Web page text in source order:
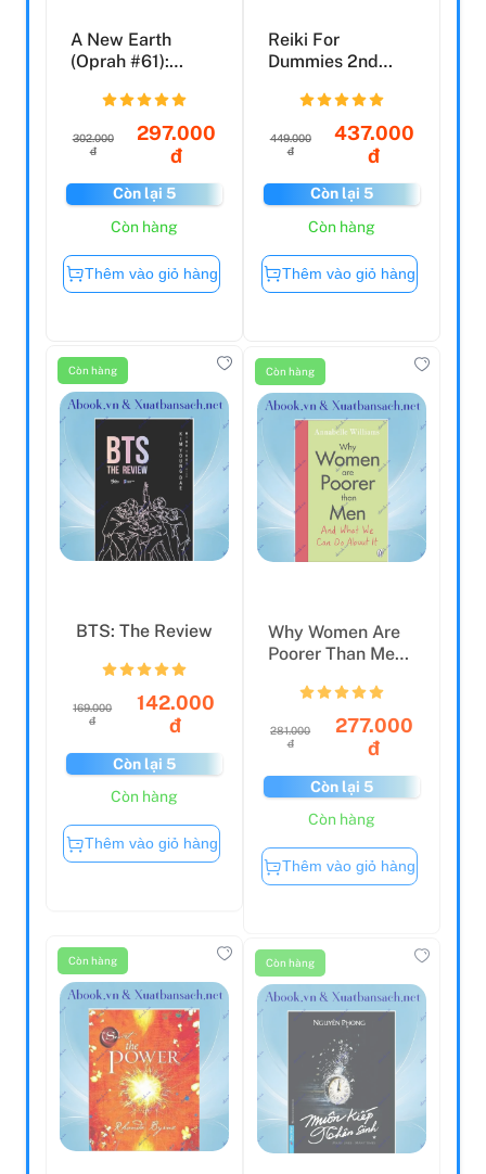
A New Earth
(Oprah #61):
Life's Pu...
302.000
đ
297.000
đ
Còn lại 5
Còn hàng
Thêm vào giỏ hàng
Reiki For
Dummies 2nd
449.000
đ
437.000
đ
Còn lại 5
Còn hàng
Thêm vào giỏ hàng
Còn hàng
BTS: The Review
169.000
đ
142.000
đ
Còn lại 5
Còn hàng
Thêm vào giỏ hàng
Còn hàng
Why Women Are
Poorer Than Men
Do A...
281.000
đ
277.000
đ
Còn lại 5
Còn hàng
Thêm vào giỏ hàng
Còn hàng